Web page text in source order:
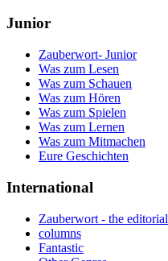
Junior
Zauberwort- Junior
Was zum Lesen
Was zum Schauen
Was zum Hören
Was zum Spielen
Was zum Lernen
Was zum Mitmachen
Eure Geschichten
International
Zauberwort - the editorial
columns
Fantastic